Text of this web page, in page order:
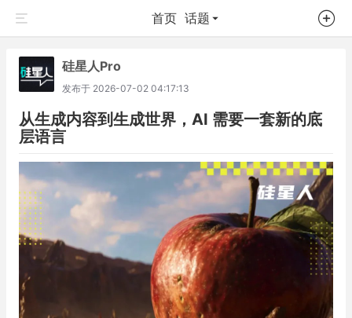
首页 话题
硅星人Pro
发布于 2026-07-02 04:17:13
从生成内容到生成世界，AI 需要一套新的底
层语言